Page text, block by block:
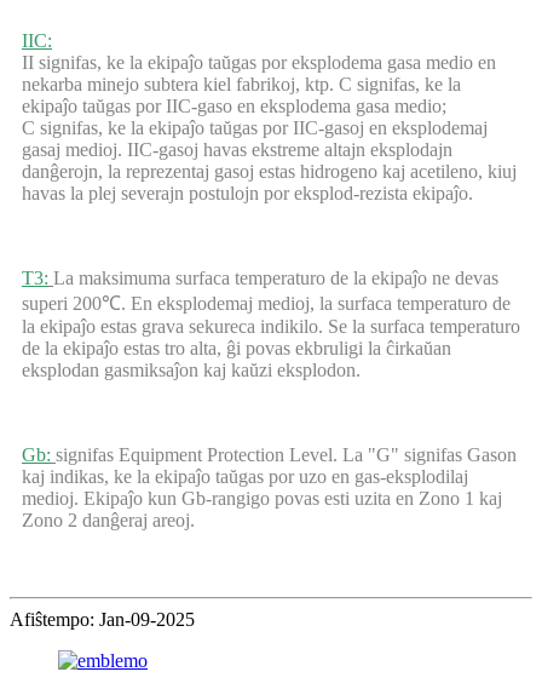
IIC:
II signifas, ke la ekipaĵo taŭgas por eksplodema gasa medio en
nekarba minejo subtera kiel fabrikoj, ktp. C signifas, ke la
ekipaĵo taŭgas por IIC-gaso en eksplodema gasa medio;
C signifas, ke la ekipaĵo taŭgas por IIC-gasoj en eksplodemaj
gasaj medioj. IIC-gasoj havas ekstreme altajn eksplodajn
danĝerojn, la reprezentaj gasoj estas hidrogeno kaj acetileno, kiuj
havas la plej severajn postulojn por eksplod-rezista ekipaĵo.
T3: La maksimuma surfaca temperaturo de la ekipaĵo ne devas
superi 200℃. En eksplodemaj medioj, la surfaca temperaturo de
la ekipaĵo estas grava sekureca indikilo. Se la surfaca temperaturo
de la ekipaĵo estas tro alta, ĝi povas ekbruligi la ĉirkaŭan
eksplodan gasmiksaĵon kaj kaŭzi eksplodon.
Gb: signifas Equipment Protection Level. La "G" signifas Gason
kaj indikas, ke la ekipaĵo taŭgas por uzo en gas-eksplodilaj
medioj. Ekipaĵo kun Gb-rangigo povas esti uzita en Zono 1 kaj
Zono 2 danĝeraj areoj.
Afiŝtempo: Jan-09-2025